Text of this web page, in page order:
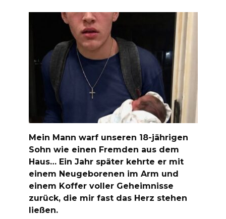
Mein Mann warf unseren 18-jährigen
Sohn wie einen Fremden aus dem
Haus… Ein Jahr später kehrte er mit
einem Neugeborenen im Arm und
einem Koffer voller Geheimnisse
zurück, die mir fast das Herz stehen
ließen.